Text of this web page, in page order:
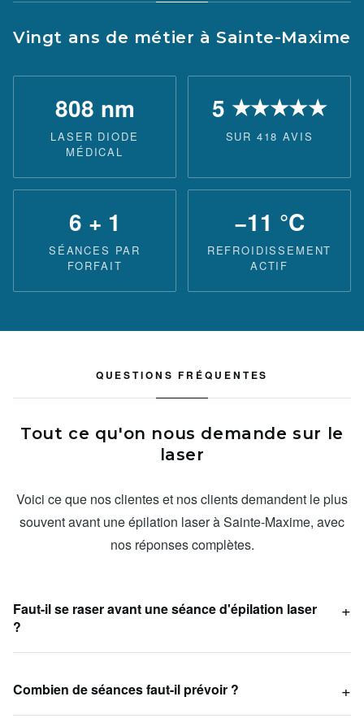
Vingt ans de métier à Sainte-Maxime
808 nm
LASER DIODE
MÉDICAL
5 ★★★★★
SUR 418 AVIS
6 + 1
SÉANCES PAR
FORFAIT
−11 °C
REFROIDISSEMENT
ACTIF
QUESTIONS FRÉQUENTES
Tout ce qu'on nous demande sur le
laser
Voici ce que nos clientes et nos clients demandent le plus
souvent avant une épilation laser à Sainte-Maxime, avec
nos réponses complètes.
Faut-il se raser avant une séance d'épilation laser
?
Combien de séances faut-il prévoir ?